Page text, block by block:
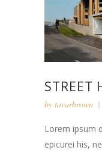
STREET
by tavarbrown
Lorem ipsum
epicurei his,